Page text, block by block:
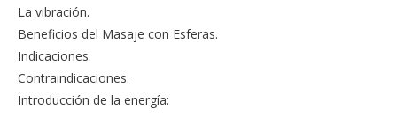
La vibración.
Beneficios del Masaje con Esferas.
Indicaciones.
Contraindicaciones.
Introducción de la energía: